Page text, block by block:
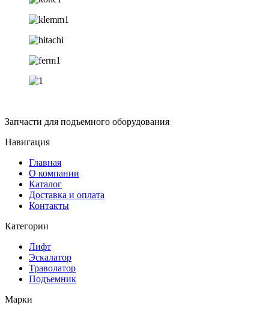
Запчасти для подъемного оборудования
Навигация
Главная
О компании
Каталог
Доставка и оплата
Контакты
Категории
Лифт
Эскалатор
Траволатор
Подъемник
Марки